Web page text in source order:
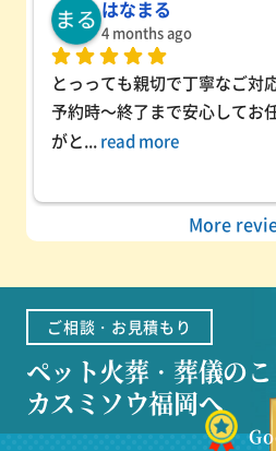
はなまる
4 months ago
とっっても親切で丁寧なご対
予約時～終了まで安心してお
がと... read more
More
ご相談・お見積もり
ペット火葬・葬儀の
カスミソウ福岡へ